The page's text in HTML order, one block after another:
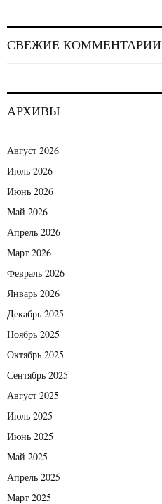
СВЕЖИЕ КОММЕНТАРИИ
АРХИВЫ
Август 2026
Июль 2026
Июнь 2026
Май 2026
Апрель 2026
Март 2026
Февраль 2026
Январь 2026
Декабрь 2025
Ноябрь 2025
Октябрь 2025
Сентябрь 2025
Август 2025
Июль 2025
Июнь 2025
Май 2025
Апрель 2025
Март 2025